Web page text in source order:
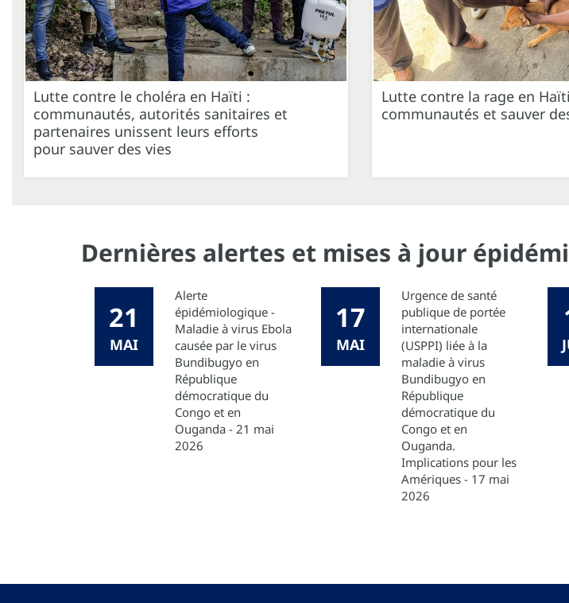
Lutte contre le choléra en Haïti :
communautés, autorités sanitaires et
partenaires unissent leurs efforts
pour sauver des vies
Lutte contre la rage en
communautés et sauver
Dernières alertes et mises à jour
21
MAI
Alerte
épidémiologique -
Maladie à virus Ebola
causée par le virus
Bundibugyo en
République
démocratique du
Congo et en
Ouganda - 21 mai
2026
17
MAI
Urgence de santé
publique de portée
internationale
(USPPI) liée à la
maladie à virus
Bundibugyo en
République
démocratique du
Congo et en
Ouganda.
Implications pour les
Amériques - 17 mai
2026